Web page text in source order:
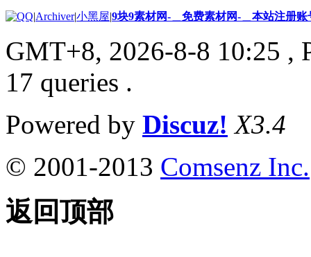
|Archiver|小黑屋|9块9素材网-＿免费素材网-＿本站注册账
GMT+8, 2026-8-8 10:25 ,
17 queries .
Powered by Discuz! X3.4
© 2001-2013 Comsenz Inc.
返回顶部